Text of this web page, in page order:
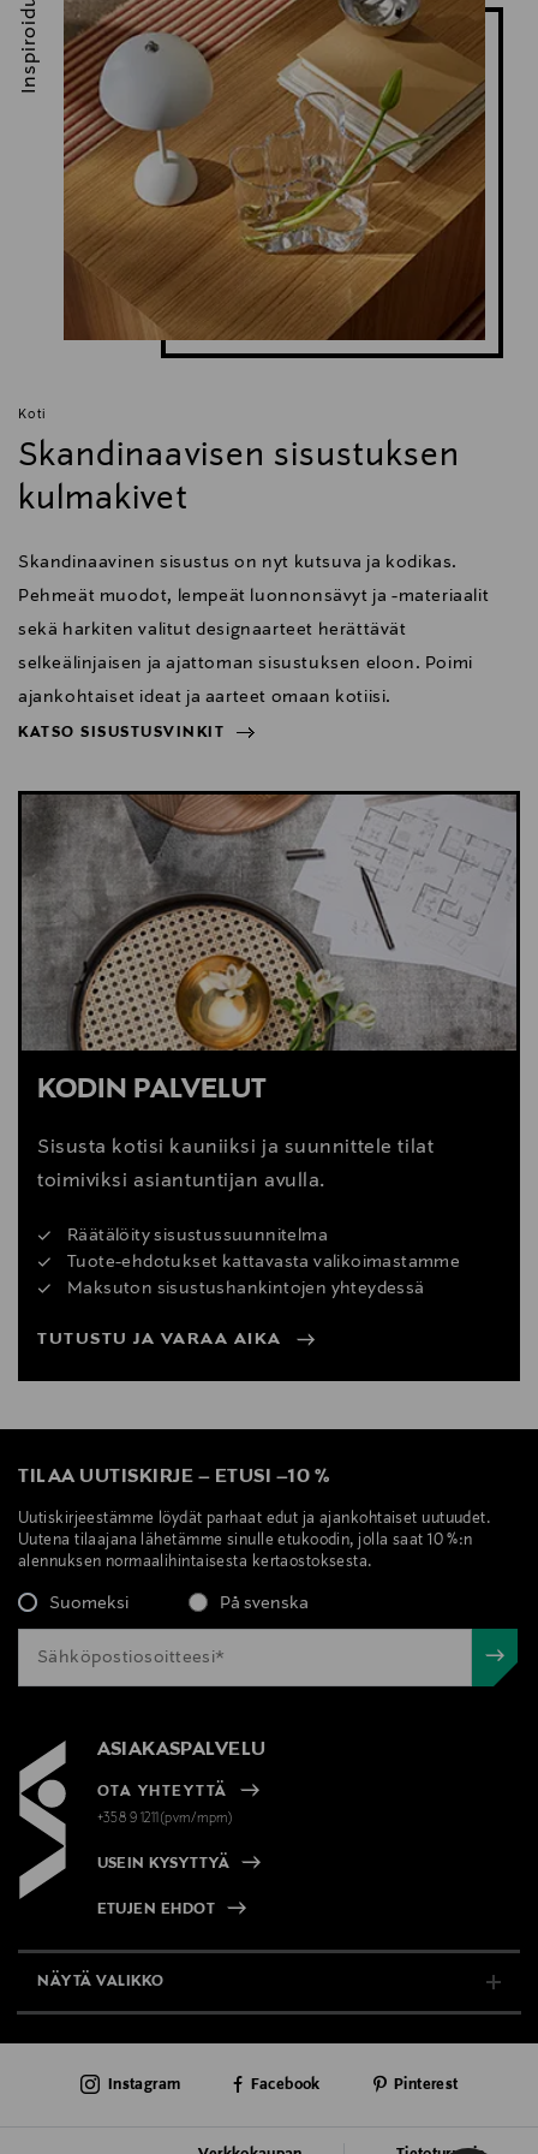
Koti
Skandinaavisen sisustuksen
kulmakivet
Skandinaavinen sisustus on nyt kutsuva ja kodikas.
Pehmeät muodot, lempeät luonnonsävyt ja -materiaalit
sekä harkiten valitut designaarteet herättävät
selkeälinjaisen ja ajattoman sisustuksen eloon. Poimi
ajankohtaiset ideat ja aarteet omaan kotiisi.
KATSO SISUSTUSVINKIT
Inspiroidu
KATSO SISUSTUSVINKIT
KODIN PALVELUT
Sisusta kotisi kauniiksi ja suunnittele tilat
toimiviksi asiantuntijan avulla.
Räätälöity sisustussuunnitelma
Tuote-ehdotukset kattavasta valikoimastamme
Maksuton sisustushankintojen yhteydessä
TUTUSTU JA VARAA AIKA
TILAA UUTISKIRJE – ETUSI –10 %
Uutiskirjeestämme löydät parhaat edut ja ajankohtaiset uutuudet.
Uutena tilaajana lähetämme sinulle etukoodin, jolla saat 10 %:n
alennuksen normaalihintaisesta kertaostoksesta.
Suomeksi På svenska
ASIAKASPALVELU
OTA YHTEYTTÄ
+358 9 1211(pvm/mpm)
USEIN KYSYTTYÄ
ETUJEN EHDOT
NÄYTÄ VALIKKO
AJANKOHTAISTA
Instagram Facebook Pinterest